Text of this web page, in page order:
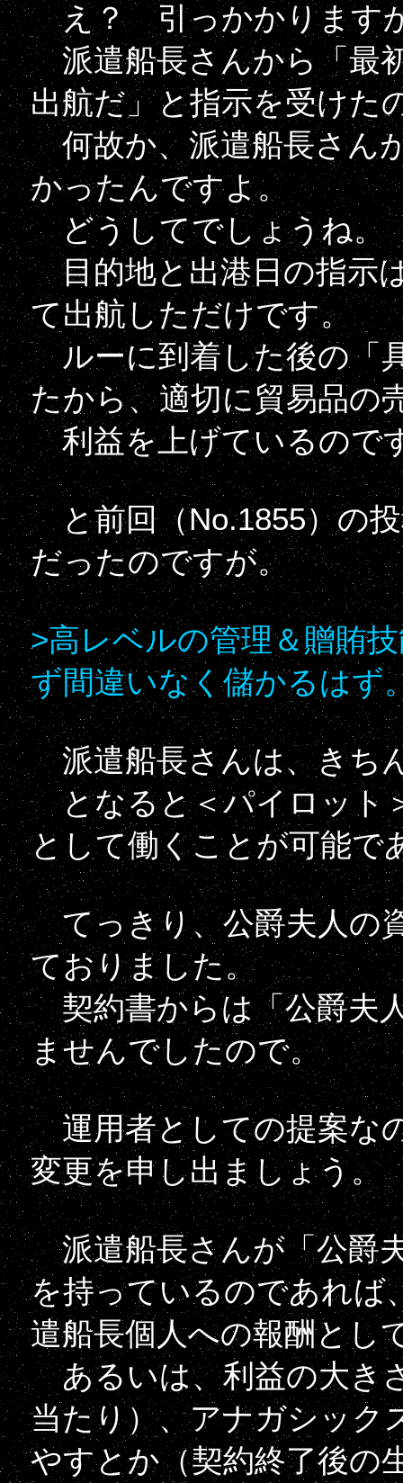
え？ 引っかかります
派遣船長さんから「最
出航だ」と指示を受けた
何故か、派遣船長さん
かったんですよ。
どうしてでしょうね。
目的地と出港日の指示
て出航しただけです。
ルーに到着した後の「
たから、適切に貿易品の
利益を上げているので
と前回（No.1855）の投
だったのですが。
>高レベルの管理＆贈賄
ず間違いなく儲かるはず
派遣船長さんは、きち
となると＜パイロット
として働くことが可能で
てっきり、公爵夫人の
ておりました。
契約書からは「公爵夫
ませんでしたので。
運用者としての提案な
変更を申し出ましょう。
派遣船長さんが「公爵
を持っているのであれば
遣船長個人への報酬とし
あるいは、利益の大き
当たり）、アナガシック
やすとか（契約終了後の